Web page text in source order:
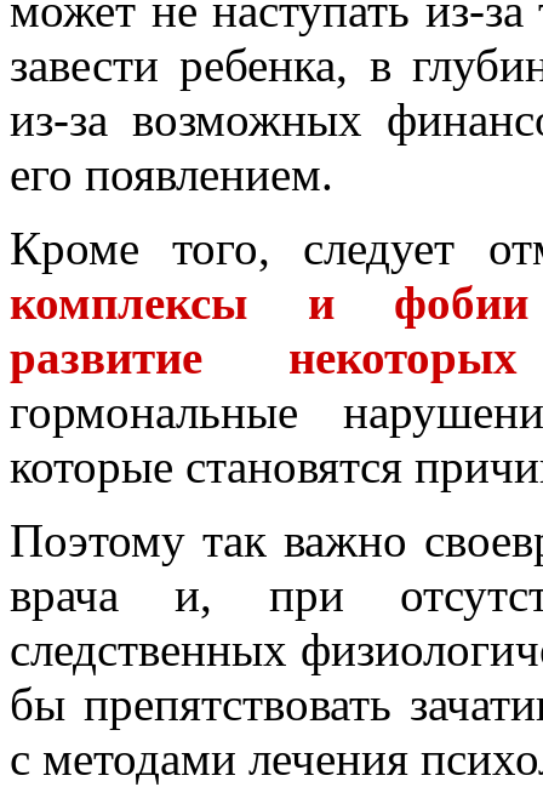
завести ребенка, в
из-за возможных
его появлением.
Кроме того, следует
комплексы и фобии
развитие
гормональные
которые становятся
Поэтому так важно
врача и, при
следственных
бы препятствовать
с методами лечения